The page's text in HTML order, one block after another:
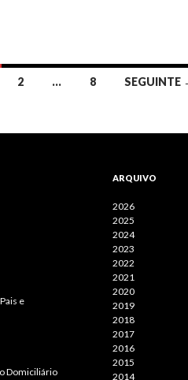
2 … 8 SEGUINTE
e
Domiciliário
ARQUIVO
2026
2025
2024
2023
2022
2021
2020
2019
2018
2017
2016
2015
2014